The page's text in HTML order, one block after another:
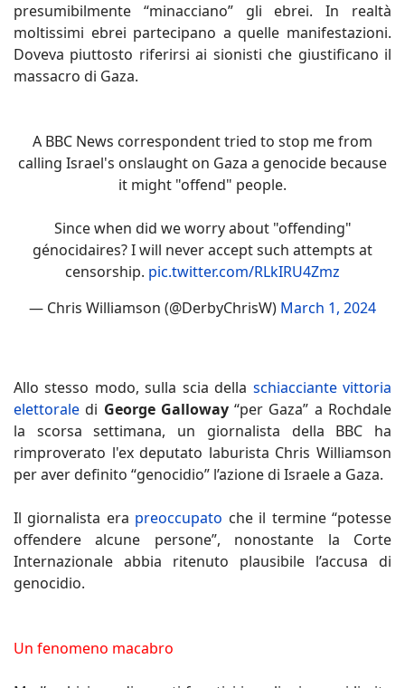
presumibilmente “minacciano” gli ebrei. In realtà
moltissimi ebrei partecipano a quelle manifestazioni.
Doveva piuttosto riferirsi ai sionisti che giustificano il
massacro di Gaza.
A BBC News correspondent tried to stop me from
calling Israel's onslaught on Gaza a genocide because
it might "offend" people.
Since when did we worry about "offending"
génocidaires? I will never accept such attempts at
censorship. pic.twitter.com/RLkIRU4Zmz
— Chris Williamson (@DerbyChrisW) March 1, 2024
Allo stesso modo, sulla scia della schiacciante vittoria
elettorale di George Galloway“per Gaza” a Rochdale
la scorsa settimana, un giornalista della BBC ha
rimproverato l'ex deputato laburista Chris Williamson
per aver definito “genocidio” l’azione di Israele a Gaza.
Il giornalista era preoccupato che il termine “potesse
offendere alcune persone”, nonostante la Corte
Internazionale abbia ritenuto plausibile l’accusa di
genocidio.
Un fenomeno macabro